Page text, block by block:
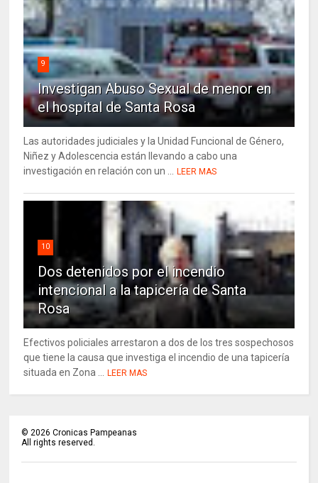
9
Investigan Abuso Sexual de menor en
el hospital de Santa Rosa
Las autoridades judiciales y la Unidad Funcional de Género,
Niñez y Adolescencia están llevando a cabo una
investigación en relación con un ...
LEER MAS
10
Dos detenidos por el incendio
intencional a la tapicería de Santa
Rosa
Efectivos policiales arrestaron a dos de los tres sospechosos
que tiene la causa que investiga el incendio de una tapicería
situada en Zona ...
LEER MAS
©2026 Cronicas Pampeanas
All rights reserved.